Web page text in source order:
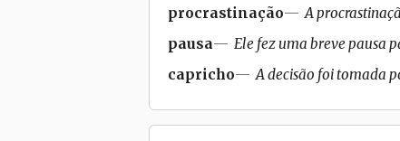
procrastinação
A
pausa
Ele fez uma breve pausa
capricho
A decisão foi tomada